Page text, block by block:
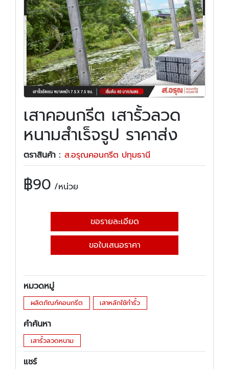
เสาคอนกรีต เสารั้วลวด
หนามสำเร็จรูป ราคาส่ง
ตราสินค้า : ส.อรุณคอนกรีต ปทุมธานี
฿90 /หน่วย
ขอรายละเอียด
ขอใบเสนอราคา
หมวดหมู่
ผลิตภัณฑ์คอนกรีต เสาหลักใช้ทำรั้ว
คำค้นหา
เสารั้วลวดหนาม
แชร์